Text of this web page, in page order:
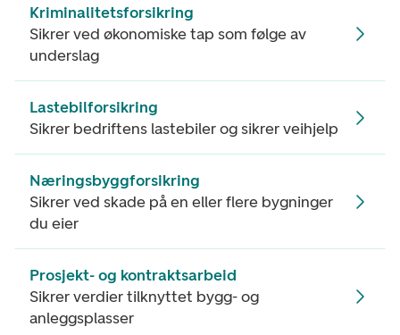
Kriminalitetsforsikring
Sikrer ved økonomiske tap som følge av
underslag
Lastebilforsikring
Sikrer bedriftens lastebiler og sikrer veihjelp
Næringsbyggforsikring
Sikrer ved skade på en eller flere bygninger
du eier
Prosjekt- og kontraktsarbeid
Sikrer verdier tilknyttet bygg- og
anleggsplasser